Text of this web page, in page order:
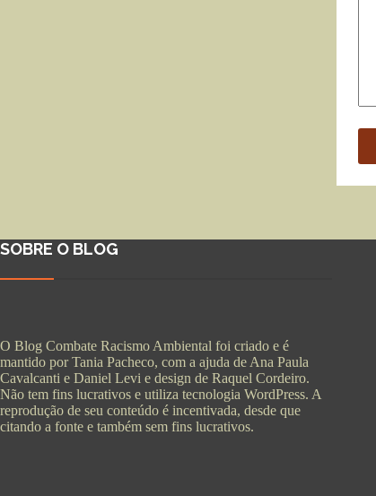
SOBRE O BLOG
O Blog Combate Racismo Ambiental foi criado e é
mantido por Tania Pacheco, com a ajuda de Ana Paula
Cavalcanti e Daniel Levi e design de Raquel Cordeiro.
Não tem fins lucrativos e utiliza tecnologia WordPress. A
reprodução de seu conteúdo é incentivada, desde que
citando a fonte e também sem fins lucrativos.